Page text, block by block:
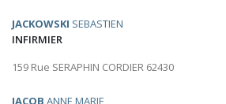
JACKOWSKI SEBASTIEN
INFIRMIER
159 Rue SERAPHIN CORDIER 62430
JACOB ANNE MARIE